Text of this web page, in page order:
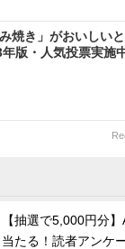
み焼き」がおいしい
年版・人気投票実施中
【抽選で5,000円分
当たる！読者アンケ